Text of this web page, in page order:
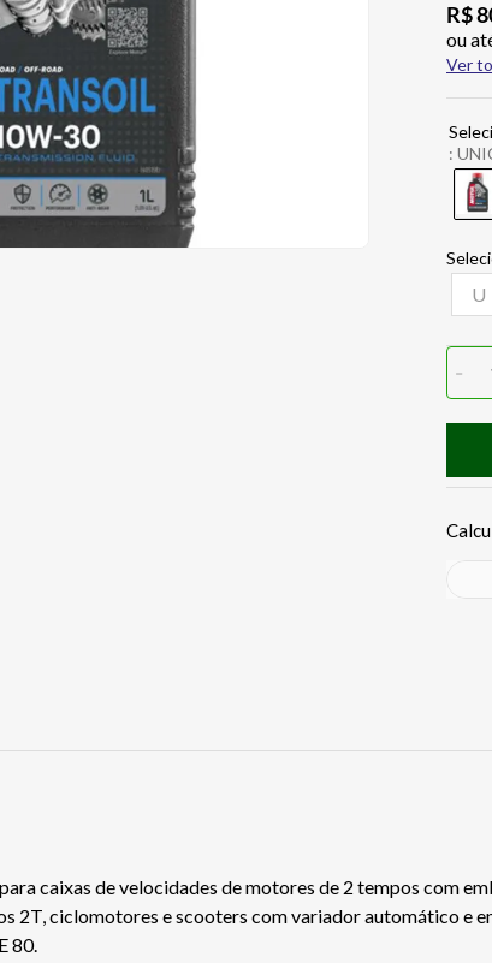
R$
ou
Ver
:
U
-
caixas de velocidades de motores de 2 tempos com
2T, ciclomotores e scooters com variador automático e
80.